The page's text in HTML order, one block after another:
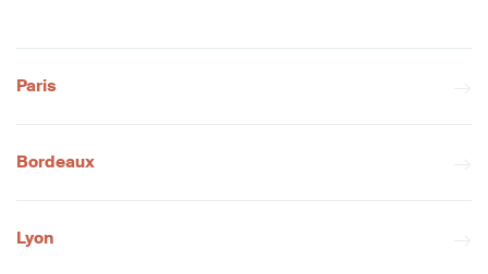
Paris
Bordeaux
Lyon